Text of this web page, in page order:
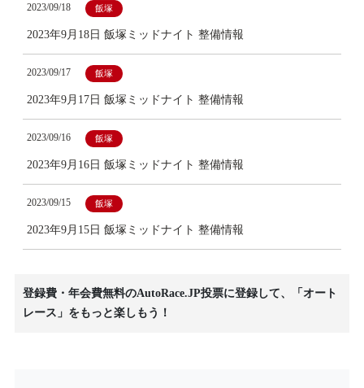
2023/09/18 飯塚
2023年9月18日 飯塚ミッドナイト 整備情報
2023/09/17 飯塚
2023年9月17日 飯塚ミッドナイト 整備情報
2023/09/16 飯塚
2023年9月16日 飯塚ミッドナイト 整備情報
2023/09/15 飯塚
2023年9月15日 飯塚ミッドナイト 整備情報
登録費・年会費無料のAutoRace.JP投票に登録して、「オート
レース」をもっと楽しもう！